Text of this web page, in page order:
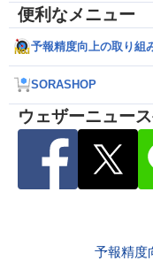
便利なメニュー
予報精度向上の取り組
SORASHOP
ウェザーニュー
予報精度